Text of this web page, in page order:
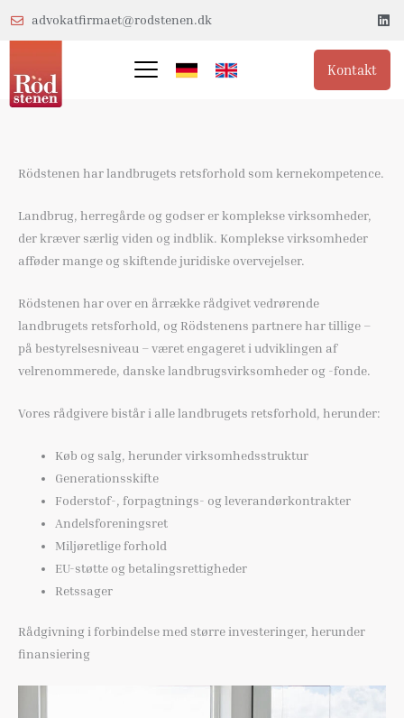
advokatfirmaet@rodstenen.dk
L
i
k
i
Kontakt
Rödstenen har landbrugets retsforhold som kernekompetence.
Landbrug, herregårde og godser er komplekse virksomheder,
der kræver særlig viden og indblik. Komplekse virksomheder
afføder mange og skiftende juridiske overvejelser.
Rödstenen har over en årrække rådgivet vedrørende
landbrugets retsforhold, og Rödstenens partnere har tillige –
på bestyrelsesniveau – været engageret i udviklingen af
velrenommerede, danske landbrugsvirksomheder og -fonde.
Vores rådgivere bistår i alle landbrugets retsforhold, herunder:
Køb og salg, herunder virksomhedsstruktur
Generationsskifte
Foderstof-, forpagtnings- og leverandørkontrakter
Andelsforeningsret
Miljøretlige forhold
EU-støtte og betalingsrettigheder
Retssager
Rådgivning i forbindelse med større investeringer, herunder
finansiering